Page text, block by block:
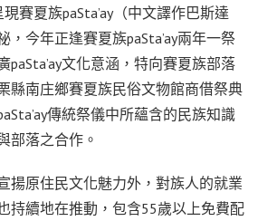
賽夏族paSta’ay（中文譯作巴斯達
，今年正逢賽夏族paSta’ay兩年一祭
paSta’ay文化意涵，特向賽夏族部落
縣南庄鄉賽夏族民俗文物館商借祭典
傳統祭儀中所蘊含的民族知識
部落之合作。
揚原住民文化魅力外，對族人的就業
持續地在推動，包含55歲以上免費配